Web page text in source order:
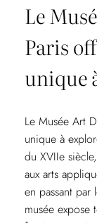
Le
Paris
unique
Le Musée Art
unique à
du XVIIe
aux arts
en passant
musée expose